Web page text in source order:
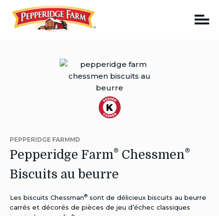
content
Casher
PEPPERIDGE FARMMD
Pepperidge Farm® Chessmen®
Biscuits au beurre
Les biscuits Chessman® sont de délicieux biscuits au beurre
carrés et décorés de pièces de jeu d’échec classiques